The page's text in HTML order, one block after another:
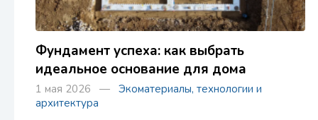
Фундамент успеха: как выбрать
идеальное основание для дома
1 мая 2026 — Экоматериалы, технологии и
архитектура